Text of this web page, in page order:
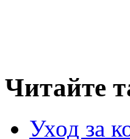
Читайте
Уход за